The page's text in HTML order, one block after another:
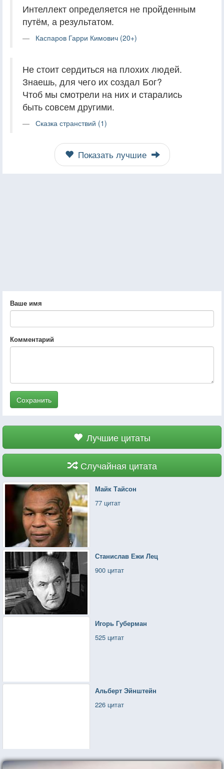
Интеллект определяется не пройденным
путём, а результатом.
Каспаров Гарри Кимович (20+)
Не стоит сердиться на плохих людей.
Знаешь, для чего их создал Бог?
Чтоб мы смотрели на них и старались
быть совсем другими.
Сказка странствий (1)
Показать лучшие
Ваше имя
Комментарий
Сохранить
Лучшие цитаты
Случайная цитата
Майк Тайсон
77 цитат
Станислав Ежи Лец
900 цитат
Игорь Губерман
525 цитат
Альберт Эйнштейн
226 цитат